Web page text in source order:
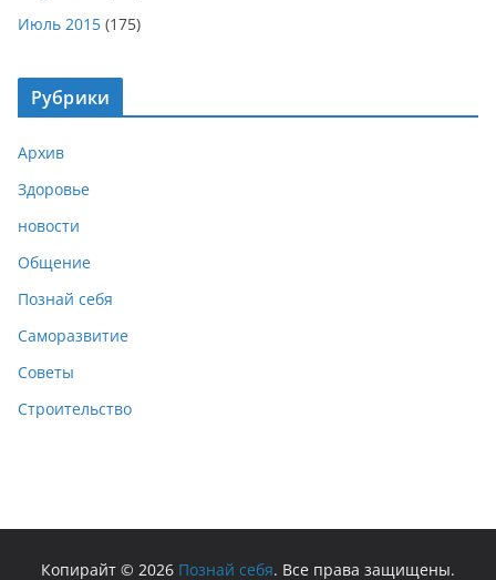
Июль 2015 (175)
Рубрики
Архив
Здоровье
новости
Общение
Познай себя
Саморазвитие
Советы
Строительство
Копирайт © 2026 Познай себя. Все права защищены.